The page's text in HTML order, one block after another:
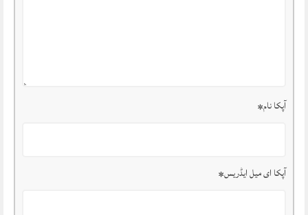
آپکا نام*
آپکا ای میل ایڈریس*